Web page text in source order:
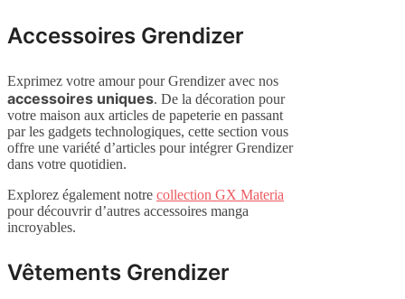
Accessoires Grendizer
Exprimez votre amour pour Grendizer avec nos
accessoires uniques. De la décoration pour
votre maison aux articles de papeterie en passant
par les gadgets technologiques, cette section vous
offre une variété d’articles pour intégrer Grendizer
dans votre quotidien.
Explorez également notre collection GX Materia
pour découvrir d’autres accessoires manga
incroyables.
Vêtements Grendizer